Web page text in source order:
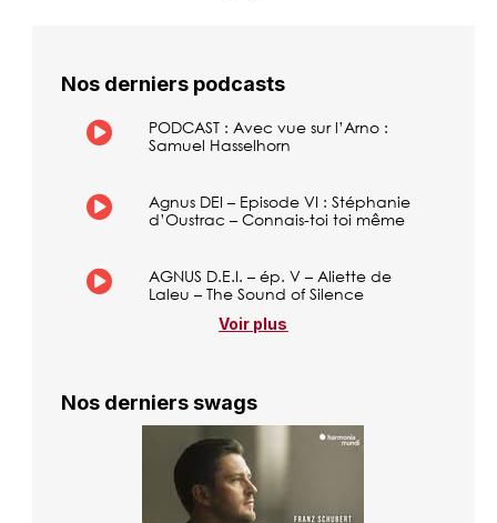
Nos derniers podcasts
PODCAST : Avec vue sur l’Arno :
Samuel Hasselhorn
Agnus DEI – Episode VI : Stéphanie
d’Oustrac – Connais-toi toi même
AGNUS D.E.I. – ép. V – Aliette de
Laleu – The Sound of Silence
Voir plus
Nos derniers swags